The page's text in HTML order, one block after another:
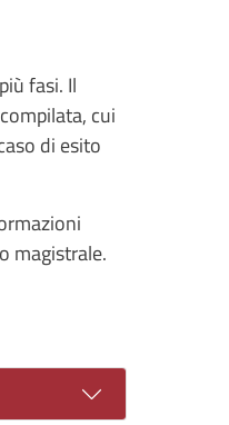
fasi. Il
cui
di esito
magistrale.